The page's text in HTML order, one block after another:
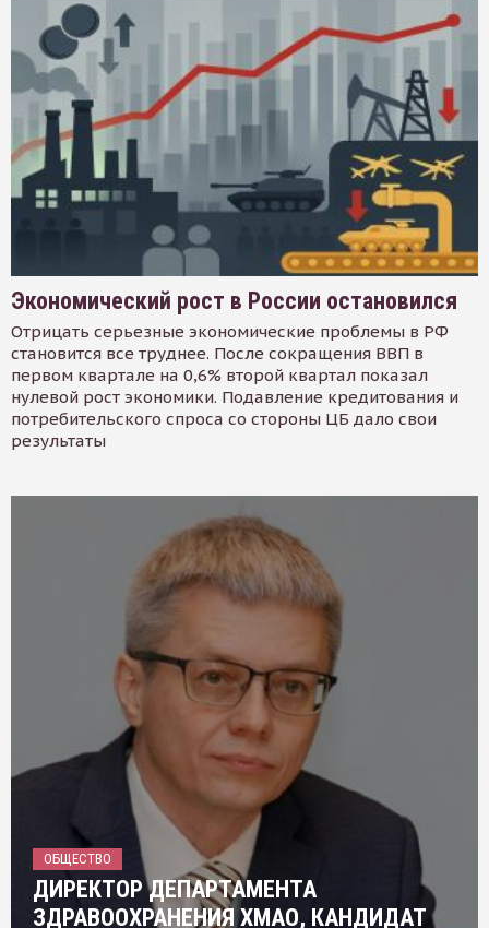
Экономический рост в России остановился
Отрицать серьезные экономические проблемы в РФ
становится все труднее. После сокращения ВВП в
первом квартале на 0,6% второй квартал показал
нулевой рост экономики. Подавление кредитования и
потребительского спроса со стороны ЦБ дало свои
результаты
ОБЩЕСТВО
ДИРЕКТОР ДЕПАРТАМЕНТА
ЗДРАВООХРАНЕНИЯ ХМАО, КАНДИДАТ